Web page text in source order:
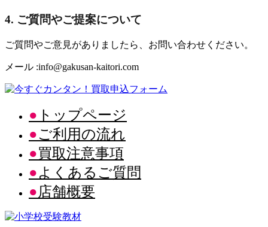
4. ご質問やご提案について
ご質問やご意見がありましたら、お問い合わせください。
メール :info@gakusan-kaitori.com
トップページ
ご利用の流れ
買取注意事項
よくあるご質問
店舗概要